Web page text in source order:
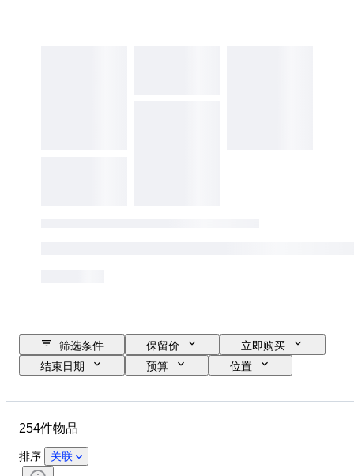
筛选条件 保留价
立即购买
结束日期
预算
位置
状态
课题
签名
254件物品
排序 关联